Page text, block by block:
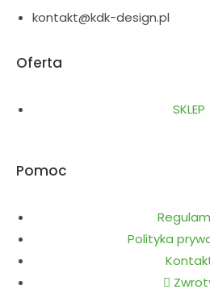
kontakt@kdk-design.pl
Oferta
SKLEP
Pomoc
Polityka